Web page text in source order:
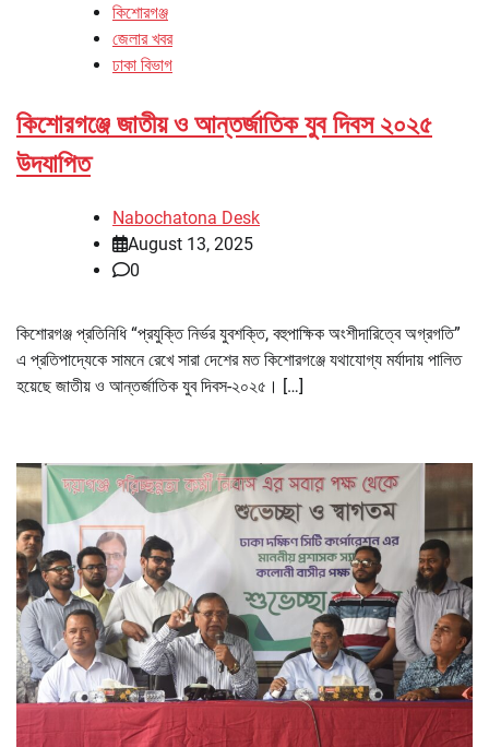
কিশোরগঞ্জ
জেলার খবর
ঢাকা বিভাগ
কিশোরগঞ্জে জাতীয় ও আন্তর্জাতিক যুব দিবস ২০২৫
উদযাপিত
Nabochatona Desk
August 13, 2025
0
কিশোরগঞ্জ প্রতিনিধি “প্রযুক্তি নির্ভর যুবশক্তি, বহুপাক্ষিক অংশীদারিত্বে অগ্রগতি”
এ প্রতিপাদ্যেকে সামনে রেখে সারা দেশের মত কিশোরগঞ্জে যথাযোগ্য মর্যাদায় পালিত
হয়েছে জাতীয় ও আন্তর্জাতিক যুব দিবস-২০২৫। […]